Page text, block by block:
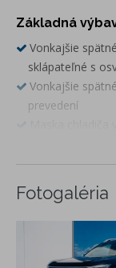
Základná
Vonkajšie
sklápateľné s
Vonkajšie
prevedení
Predný
Kľučka dverí
Zadné okno
Elektrické okná
Stmavené sklá
Zadný
Fotogaléria